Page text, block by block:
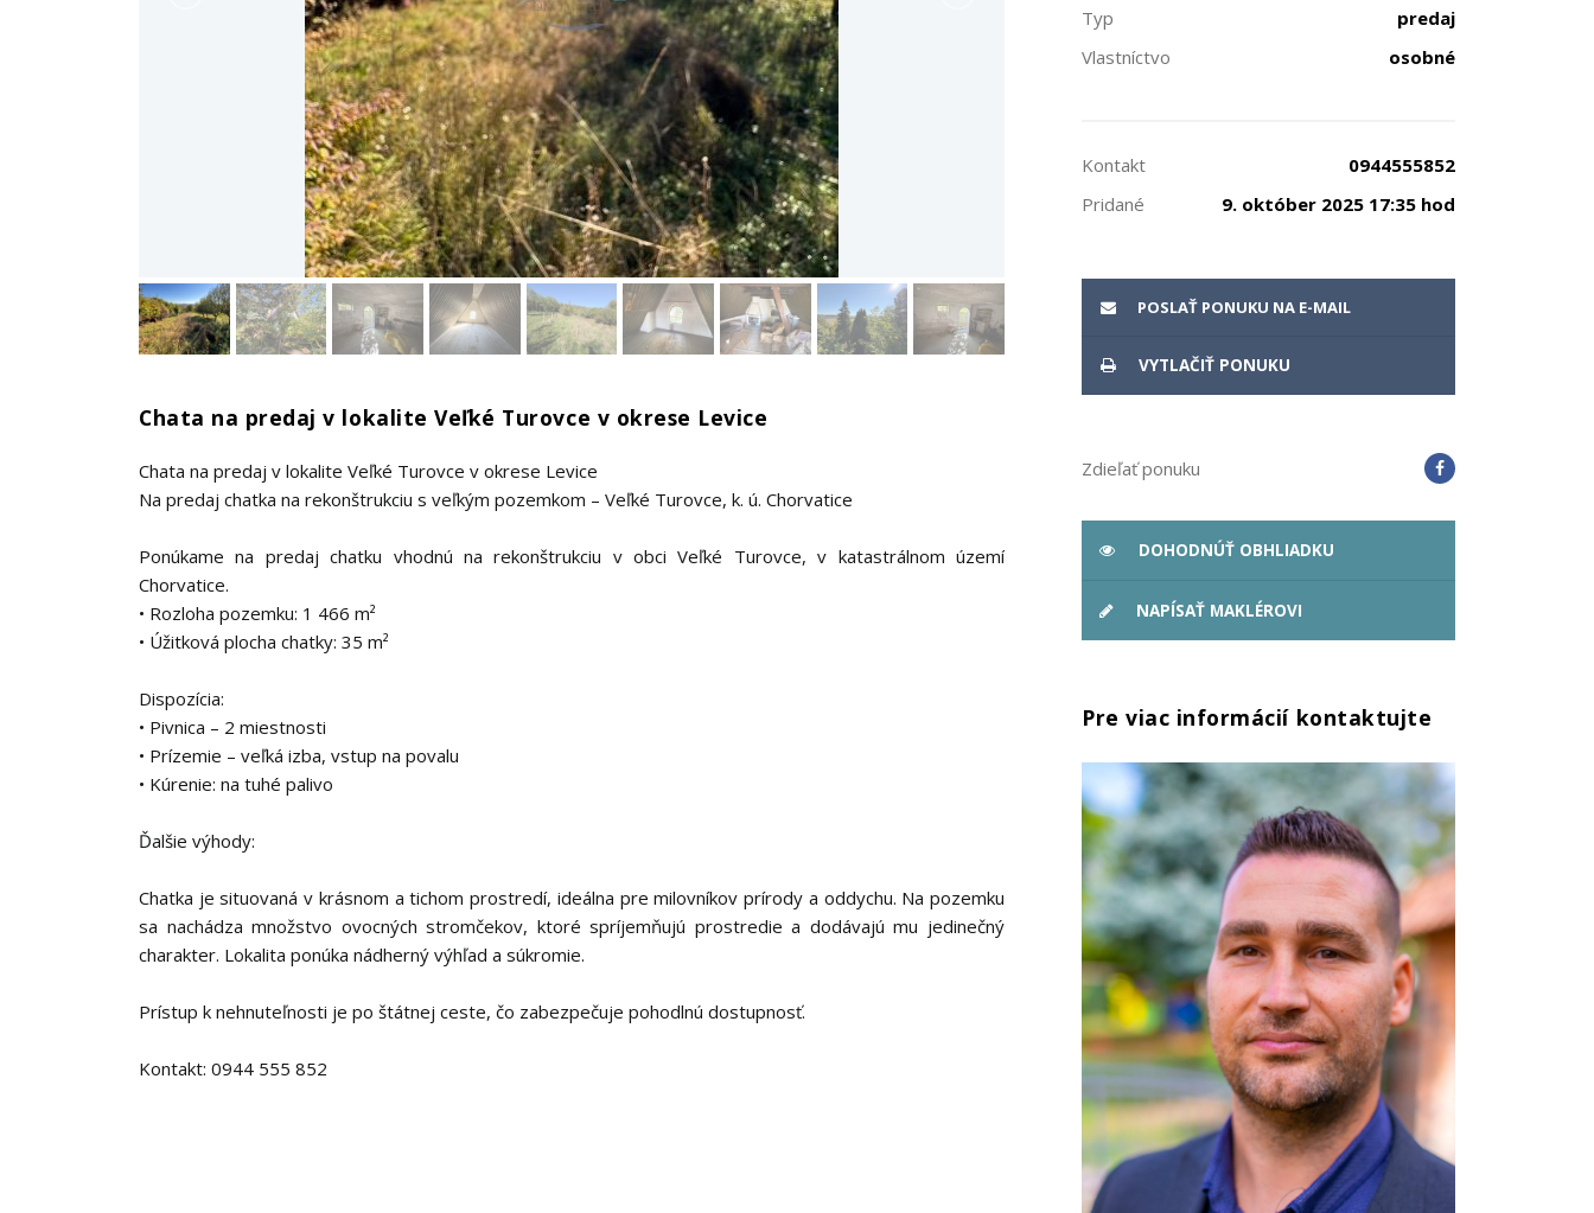
Chata na predaj v lokalite Veľké Turovce v okrese Levice
Chata na predaj v lokalite Veľké Turovce v okrese Levice
Na predaj chatka na rekonštrukciu s veľkým pozemkom – Veľké Turovce, k. ú. Chorvatice
Ponúkame na predaj chatku vhodnú na rekonštrukciu v obci Veľké Turovce, v katastrálnom území
Chorvatice.
• Rozloha pozemku: 1 466 m²
• Úžitková plocha chatky: 35 m²
Dispozícia:
• Pivnica – 2 miestnosti
• Prízemie – veľká izba, vstup na povalu
• Kúrenie: na tuhé palivo
Ďalšie výhody:
Chatka je situovaná v krásnom a tichom prostredí, ideálna pre milovníkov prírody a oddychu. Na pozemku
sa nachádza množstvo ovocných stromčekov, ktoré spríjemňujú prostredie a dodávajú mu jedinečný
charakter. Lokalita ponúka nádherný výhľad a súkromie.
Prístup k nehnuteľnosti je po štátnej ceste, čo zabezpečuje pohodlnú dostupnosť.
Kontakt: 0944 555 852
Typ
predaj
Vlastníctvo
osobné
Kontakt
0944555852
Pridané
9. október 2025 17:35 hod
POSLAŤ PONUKU NA E-MAIL
VYTLAČIŤ PONUKU
Zdieľať ponuku
DOHODNÚŤ OBHLIADKU
NAPÍSAŤ MAKLÉROVI
Pre viac informácií kontaktujte